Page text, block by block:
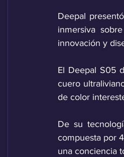
Deepal
inmersiva
innovación y
El Deepal S05
cuero
de color
De su
compuesta por
una conciencia